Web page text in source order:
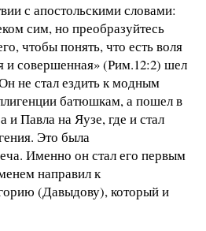
с апостольскими словами:
сим, но преобразуйтесь
чтобы понять, что есть воля
и совершенная» (Рим.12:2) шел
не стал ездить к модным
батюшкам, а пошел в
Павла на Яузе, где и стал
Это была
Именно он стал его первым
направил к
(Давыдову), который и